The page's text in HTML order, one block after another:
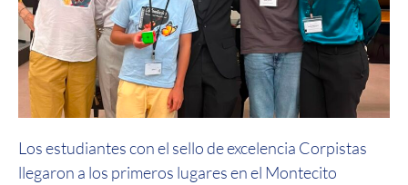
Los estudiantes con el sello de excelencia Corpistas
llegaron a los primeros lugares en el Montecito